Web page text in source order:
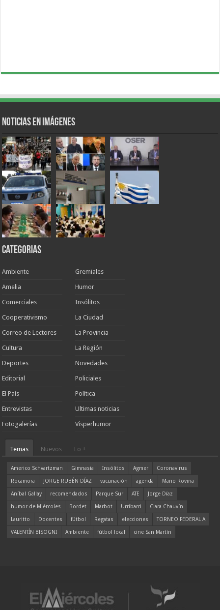
Noticias en Imágenes
Categorias
Ambiente
Amelia
Comerciales
Cooperativismo
Correo de Lectores
Cultura
Deportes
Editorial
El País
Entrevistas
Fotogalerías
Gremiales
Humor
Insólitos
La Ciudad
La Provincia
La Región
Novedades
Policiales
Política
Ultimas noticias
Visperhumor
Temas Nuevos Lo +
Americo Schvartzman Gimnasia Insólitos Agmer
Coronavirus
Rocamora
JORGE RUBÉN DÍAZ vacunación agenda
Mario Rovina
Aníbal Gallay
recomendados Parque Sur ATE
Jorge Díaz
humor de Miércoles
Bordet Marbot Urribarri
Clara Chauvín
Lauritto
Docentes fútbol Regatas elecciones
TORNEO FEDERAL A
VALENTÍN BISOGNI
Ambiente fútbol local cine San Martín